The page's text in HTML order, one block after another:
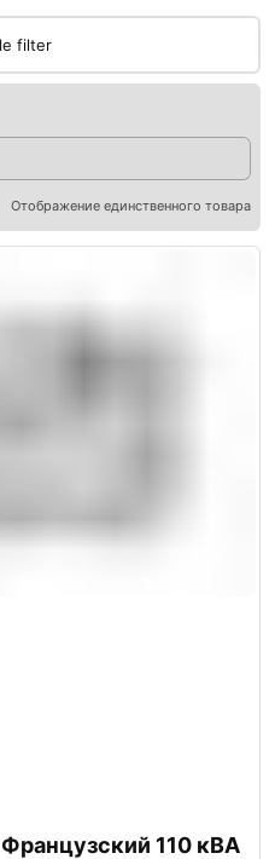
filter
Отображение единственного товара
Французский 110 кВА